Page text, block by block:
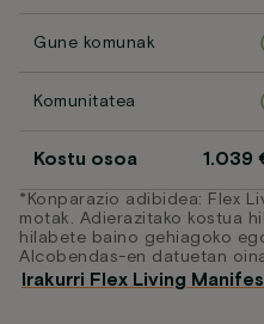
Gune komunak
Komunitatea
Kostu osoa 1.039
*Konparazio adibidea: Flex
motak. Adierazitako kostua
hilabete baino gehiagoko
Alcobendas-en datuetan
Irakurri Flex Living